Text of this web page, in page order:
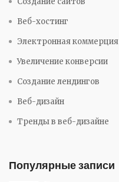
Веб-хостинг
Электронная коммерция
Увеличение конверсии
Создание лендингов
Веб-дизайн
Тренды в веб-дизайне
Популярные записи